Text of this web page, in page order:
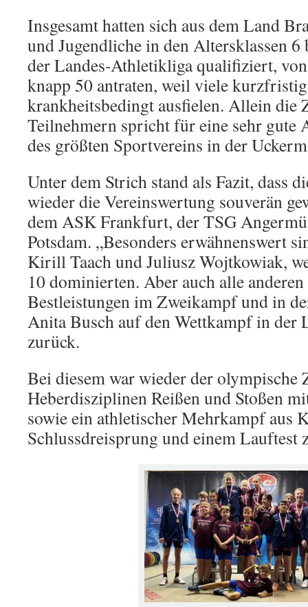
Insgesamt hatten sich aus dem Land
und Jugendliche in den Altersklassen
der Landes-Athletikliga qualifiziert,
knapp 50 antraten, weil viele
krankheitsbedingt ausfielen. Allein die
Teilnehmern spricht für eine sehr gute
des größten Sportvereins in der
Unter dem Strich stand als Fazit, dass
wieder die Vereinswertung souverän
dem ASK Frankfurt, der TSG
Potsdam. „Besonders erwähnenswert
Kirill Taach und Juliusz Wojtkowiak,
10 dominierten. Aber auch alle
Bestleistungen im Zweikampf und in
Anita Busch auf den Wettkampf in der
zurück.
Bei diesem war wieder der olympische
Heberdisziplinen Reißen und Stoßen
sowie ein athletischer Mehrkampf aus
Schlussdreisprung und einem Lauftest